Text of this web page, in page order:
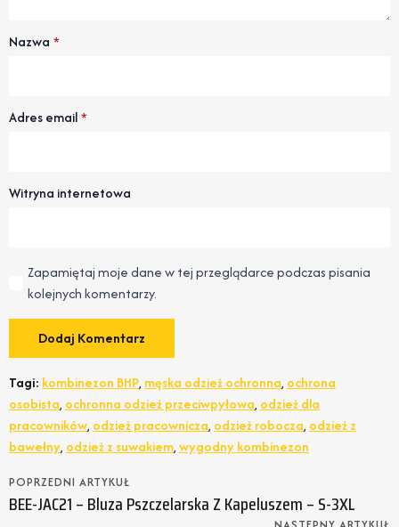
Nazwa *
Adres email*
Witryna internetowa
Zapamiętaj moje dane w tej przeglądarce podczas pisania
kolejnych komentarzy.
Tagi: kombinezon BHP, męska odzież ochronna, ochrona
osobista, ochronna odzież przeciwpyłowa, odzież dla
pracowników, odzież pracownicza, odzież robocza, odzież z
bawełny, odzież z suwakiem,wygodny kombinezon
POPRZEDNI ARTYKUŁ
BEE-JAC21 – Bluza Pszczelarska Z Kapeluszem – S-3XL